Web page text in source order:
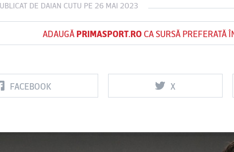
DE DAIAN CUTU PE 26 MAI 2023
ADAUGĂ PRIMASPORT.ROCA SURSĂ PREFERATĂ
FACEBOOK X
Sepsi OSK Sf
Vs
FCSB UTA Arad